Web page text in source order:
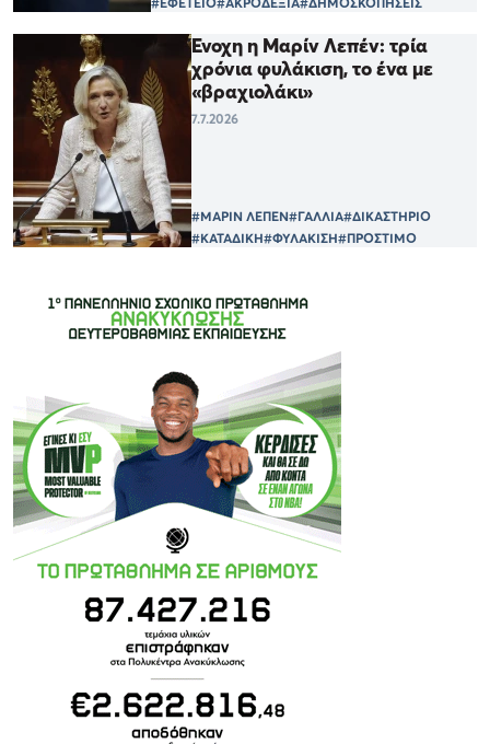
Ένοχη η Μαρίν Λεπέν: τρία
χρόνια φυλάκιση, το ένα με
«βραχιολάκι»
7.7.2026
#ΜΑΡΙΝ ΛΕΠΕΝ#ΓΑΛΛΙΑ#ΔΙΚΑΣΤΗΡΙΟ
#ΚΑΤΑΔΙΚΗ#ΦΥΛΑΚΙΣΗ#ΠΡΟΣΤΙΜΟ